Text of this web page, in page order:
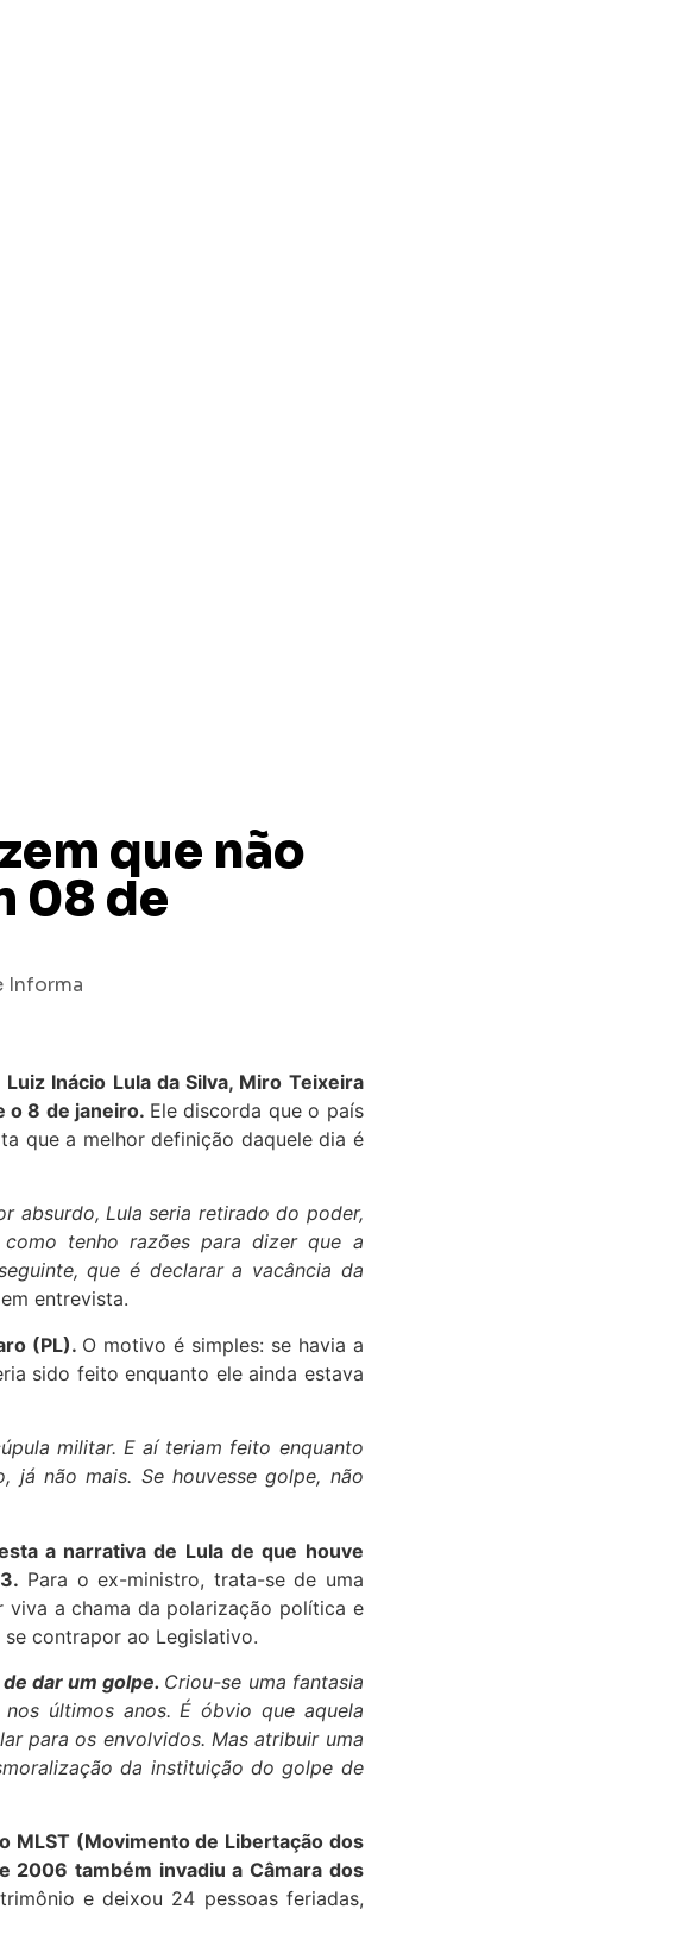
que não
08 de
Informa
Inácio Lula da Silva, Miro Teixeira
o 8 de janeiro. Ele discorda que o país
que a melhor definição daquele dia é
absurdo, Lula seria retirado do poder,
como tenho razões para dizer que a
que é declarar a vacância da
entrevista.
(PL). O motivo é simples: se havia a
sido feito enquanto ele ainda estava
militar. E aí teriam feito enquanto
já não mais. Se houvesse golpe, não
a narrativa de Lula de que houve
Para o ex-ministro, trata-se de uma
viva a chama da polarização política e
contrapor ao Legislativo.
dar um golpe. Criou-se uma fantasia
últimos anos. É óbvio que aquela
para os envolvidos. Mas atribuir uma
da instituição do golpe de
MLST (Movimento de Libertação dos
2006 também invadiu a Câmara dos
e deixou 24 pessoas feriadas,